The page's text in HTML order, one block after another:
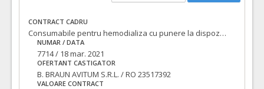
CONTRACT CADRU
Consumabile pentru hemodializa cu punere la dispozitie cu titlu gratuit a unui numar de 6 aparate de hemodializa
NUMAR / DATA
7714 / 18 mar. 2021
OFERTANT CASTIGATOR
B. BRAUN AVITUM S.R.L. / RO 23517392
VALOARE CONTRACT